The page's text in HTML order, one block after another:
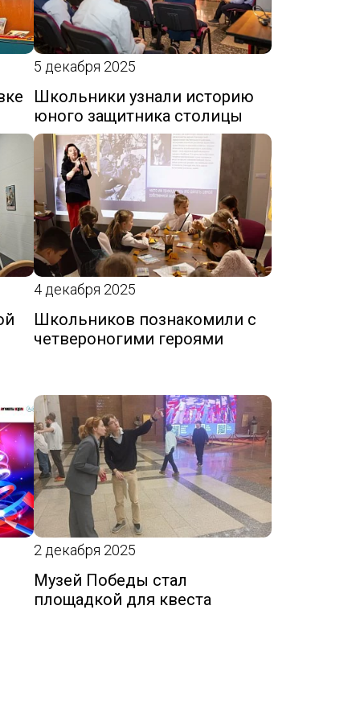
5 декабря 2025
Школьники узнали историю
юного защитника столицы
4 декабря 2025
Школьников познакомили с
четвероногими героями
2 декабря 2025
Музей Победы стал
площадкой для квеста